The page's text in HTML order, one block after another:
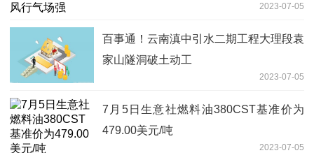
2023-07-05
百事通！云南滇中引水二期工程大理段袁
家山隧洞破土动工
2023-07-05
7月5日生意社燃料油380CST基准价为
479.00美元/吨
2023-07-05